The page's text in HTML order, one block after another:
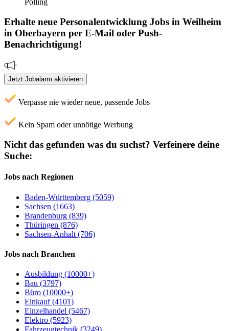
Erhalte neue Personalentwicklung Jobs in Weilheim
in Oberbayern per E-Mail oder Push-
Benachrichtigung!
Jetzt Jobalarm aktivieren
Verpasse nie wieder neue, passende Jobs
Kein Spam oder unnötige Werbung
Nicht das gefunden was du suchst? Verfeinere deine
Suche:
Jobs nach Regionen
Baden-Württemberg (5059)
Sachsen (1663)
Brandenburg (839)
Thüringen (876)
Sachsen-Anhalt (706)
Jobs nach Branchen
Ausbildung (10000+)
Bau (3797)
Büro (10000+)
Einkauf (4101)
Einzelhandel (5467)
Elektro (5923)
Fahrzeugtechnik (3249)